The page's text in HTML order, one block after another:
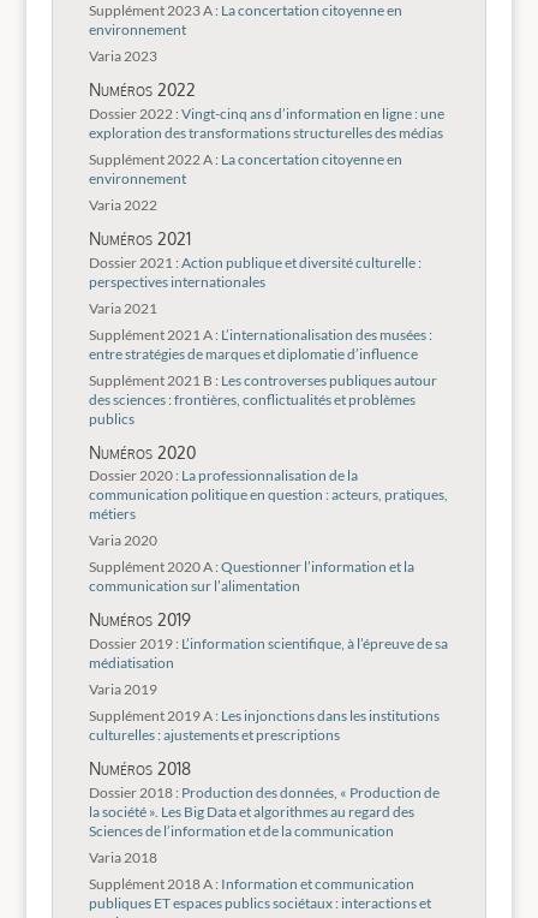
Supplément 2023 A : La concertation citoyenne en
environnement
Varia 2023
Numéros 2022
Dossier 2022 : Vingt-cinq ans d’information en ligne : une
exploration des transformations structurelles des médias
Supplément 2022 A : La concertation citoyenne en
environnement
Varia 2022
Numéros 2021
Dossier 2021 : Action publique et diversité culturelle :
perspectives internationales
Varia 2021
Supplément 2021 A : L’internationalisation des musées :
entre stratégies de marques et diplomatie d’influence
Supplément 2021 B : Les controverses publiques autour
des sciences : frontières, conflictualités et problèmes
publics
Numéros 2020
Dossier 2020 : La professionnalisation de la
communication politique en question : acteurs, pratiques,
métiers
Varia 2020
Supplément 2020 A : Questionner l’information et la
communication sur l’alimentation
Numéros 2019
Dossier 2019 : L’information scientifique, à l’épreuve de sa
médiatisation
Varia 2019
Supplément 2019 A : Les injonctions dans les institutions
culturelles : ajustements et prescriptions
Numéros 2018
Dossier 2018 : Production des données, « Production de
la société ». Les Big Data et algorithmes au regard des
Sciences de l’information et de la communication
Varia 2018
Supplément 2018 A : Information et communication
publiques ET espaces publics sociétaux : interactions et